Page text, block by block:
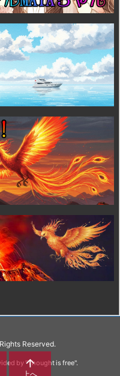
Reserved.
by "Thought is free".

上へ